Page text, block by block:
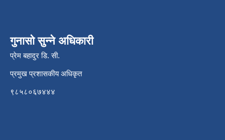
गुनासो सुन्ने अधिकारी
प्रेम बहादुर डि. सी.
प्रमुख प्रशासकीय अधिकृत
९८५८०६७४४४